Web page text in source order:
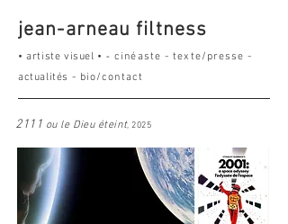
jean-arneau filtness
•artiste visuel • - cinéaste - texte/presse -
actualités - bio/contact
2111 ou le Dieu éteint, 2025